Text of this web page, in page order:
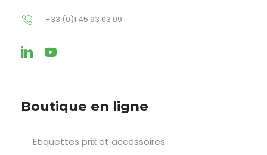
+33 (0)1 45 93 03 09
Boutique en ligne
Etiquettes prix et accessoires